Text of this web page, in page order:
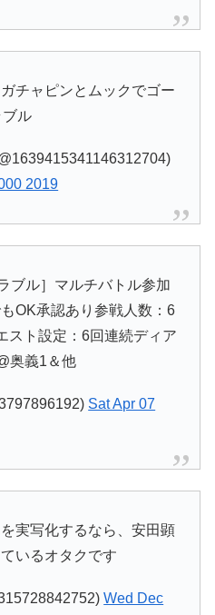
チャピンとムックでゴー
ブル
2019
ブル］マルチバトル参加
OK承認あり参戦人数：6
スト設定：6回連続ディア
奥義1＆他
Sat Apr 07
実写化するなら、安田顕
いるオタクです
Wed Dec